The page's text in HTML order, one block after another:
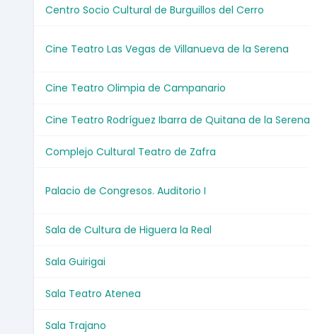
Centro Socio Cultural de Burguillos del Cerro
Cine Teatro Las Vegas de Villanueva de la Serena
Cine Teatro Olimpia de Campanario
Cine Teatro Rodríguez Ibarra de Quitana de la Serena
Complejo Cultural Teatro de Zafra
Palacio de Congresos. Auditorio I
Sala de Cultura de Higuera la Real
Sala Guirigai
Sala Teatro Atenea
Sala Trajano